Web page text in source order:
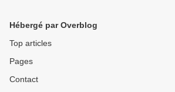
Hébergé par Overblog
Top articles
Pages
Contact